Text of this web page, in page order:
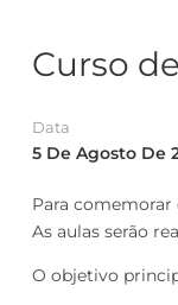
Curso
Data
5 De Agosto De
Para comemorar
As aulas serão
O objetivo